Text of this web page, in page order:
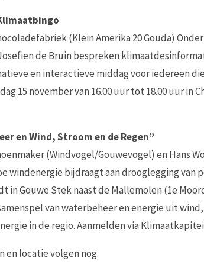
(Klein Amerika 20 Gouda)
de Bruin bespreken
en interactieve middag voor iedereen
15 november van 16.00 uur tot 18.00 uur in
en Wind, Stroom en de Regen”
(Windvogel/Gouwevogel) en Hans
windenergie bijdraagt aan drooglegging
in Gouwe Stek naast de Mallemolen (1e
van waterbeheer en energie uit
in de regio. Aanmelden via
en locatie volgen nog.